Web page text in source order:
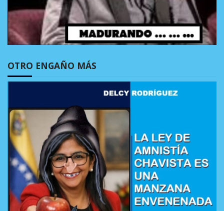
OTRO ENGAÑO MÁS